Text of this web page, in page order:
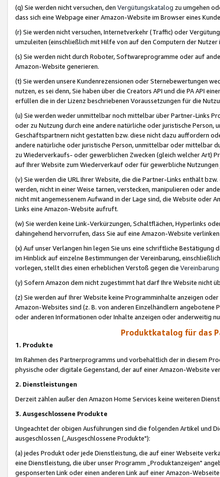
(q) Sie werden nicht versuchen, den Vergütungskatalog zu umgehen
dass sich eine Webpage einer Amazon-Website im Browser eines
(r) Sie werden nicht versuchen, Internetverkehr (Traffic) oder
umzuleiten (einschließlich mit Hilfe von auf den Computern der
(s) Sie werden nicht durch Roboter, Softwareprogramme oder auf
Amazon-Website generieren.
(t) Sie werden unsere Kundenrezensionen oder Sternebewertungen
nutzen, es sei denn, Sie haben über die Creators API und die PA API
erfüllen die in der Lizenz beschriebenen Voraussetzungen für die
(u) Sie werden weder unmittelbar noch mittelbar über Partner-Links
oder zu Nutzung durch eine andere natürliche oder juristische
Geschäftspartnern nicht gestatten bzw. diese nicht dazu auffordern
andere natürliche oder juristische Person, unmittelbar oder mittelbar
zu Wiederverkaufs- oder gewerblichen Zwecken (gleich welcher Art)
auf Ihrer Website zum Wiederverkauf oder für gewerbliche
(v) Sie werden die URL Ihrer Website, die die Partner-Links enthält
werden, nicht in einer Weise tarnen, verstecken, manipulieren oder
nicht mit angemessenem Aufwand in der Lage sind, die Website oder
Links eine Amazon-Website aufruft.
(w) Sie werden keine Link-Verkürzungen, Schaltflächen, Hyperlinks
dahingehend hervorrufen, dass Sie auf eine Amazon-Website
(x) Auf unser Verlangen hin legen Sie uns eine schriftliche
im Hinblick auf einzelne Bestimmungen der Vereinbarung,
vorlegen, stellt dies einen erheblichen Verstoß gegen die Vereinbarung
(y) Sofern Amazon dem nicht zugestimmt hat darf Ihre Website nicht
(z) Sie werden auf Ihrer Website keine Programminhalte anzeigen
Amazon-Websites sind (z. B. von anderen Einzelhändlern
oder anderen Informationen oder Inhalte anzeigen oder anderweitig
Produktkatalog für das
1. Produkte
Im Rahmen des Partnerprogramms und vorbehaltlich der in diesem
physische oder digitale Gegenstand, der auf einer Amazon-Website
2. Dienstleistungen
Derzeit zählen außer den Amazon Home Services keine weiteren
3. Ausgeschlossene Produkte
Ungeachtet der obigen Ausführungen sind die folgenden Artikel und
ausgeschlossen („Ausgeschlossene Produkte"):
(a) jedes Produkt oder jede Dienstleistung, die auf einer Webseite
eine Dienstleistung, die über unser Programm „Produktanzeigen"
gesponserten Link oder einen anderen Link auf einer Amazon-